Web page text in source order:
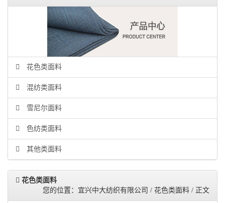
花色类面料
混纺类面料
雪尼尔面料
色纺类面料
其他类面料
花色类面料
您的位置：宜兴中大纺织有限公司 / 花色类面料 / 正文